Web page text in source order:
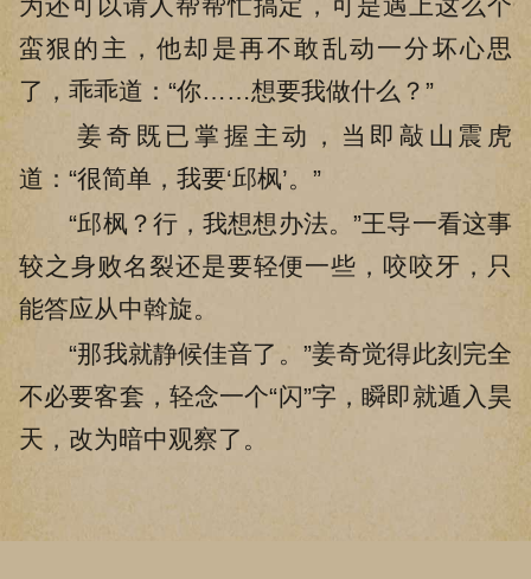
为还可以请人帮帮忙搞定，可是遇上这么个
蛮狠的主，他却是再不敢乱动一分坏心思
了，乖乖道：“你……想要我做什么？”
姜奇既已掌握主动，当即敲山震虎
道：“很简单，我要‘邱枫’。”
“邱枫？行，我想想办法。”王导一看这事
较之身败名裂还是要轻便一些，咬咬牙，只
能答应从中斡旋。
“那我就静候佳音了。”姜奇觉得此刻完全
不必要客套，轻念一个“闪”字，瞬即就遁入昊
天，改为暗中观察了。